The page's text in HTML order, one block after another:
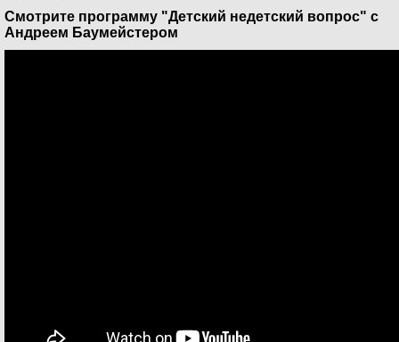
Смотрите программу "Детский недетский вопрос" с
Андреем Баумeйстером